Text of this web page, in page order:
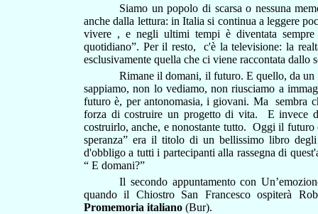
Siamo un popolo di scarsa o nessuna
anche dalla lettura: in Italia si continua a leggere
vivere , e negli ultimi tempi è diventata
quotidiano”. Per il resto,
c'è la televisione: la
esclusivamente quella che ci viene raccontata dallo
Rimane il domani, il futuro. E quello, da un
sappiamo, non lo vediamo, non riusciamo a
futuro è, per antonomasia, i giovani. Ma
sembra
forza di costruire un progetto di vita.
E invece
costruirlo, anche, e nonostante tutto. Oggi il futuro
speranza” era il titolo di un bellissimo libro
d'obbligo a tutti i partecipanti alla rassegna di
“ E domani?”
Il secondo appuntamento con
quando il Chiostro San Francesco ospiterà
Promemoria italiano (Bur).